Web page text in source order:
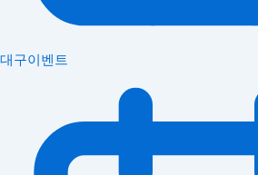
대구이벤트